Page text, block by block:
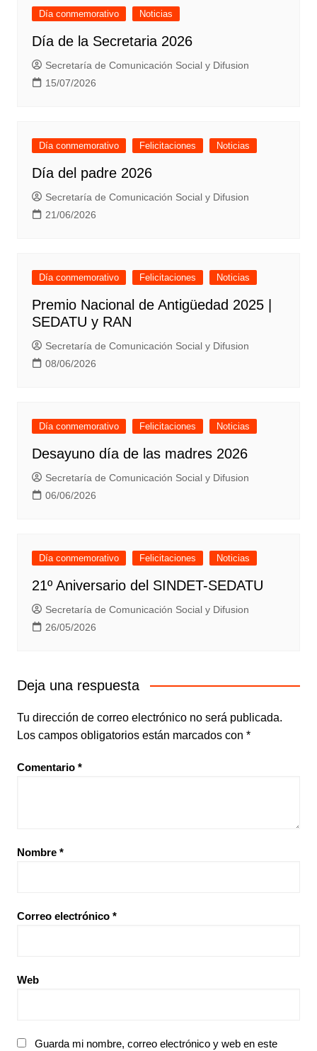
Día conmemorativo Noticias
Día de la Secretaria 2026
Secretaría de Comunicación Social y Difusion
15/07/2026
Día conmemorativo Felicitaciones Noticias
Día del padre 2026
Secretaría de Comunicación Social y Difusion
21/06/2026
Día conmemorativo Felicitaciones Noticias
Premio Nacional de Antigüedad 2025 |
SEDATU y RAN
Secretaría de Comunicación Social y Difusion
08/06/2026
Día conmemorativo Felicitaciones Noticias
Desayuno día de las madres 2026
Secretaría de Comunicación Social y Difusion
06/06/2026
Día conmemorativo Felicitaciones Noticias
21º Aniversario del SINDET-SEDATU
Secretaría de Comunicación Social y Difusion
26/05/2026
Deja una respuesta
Tu dirección de correo electrónico no será publicada.
Los campos obligatorios están marcados con *
Comentario *
Nombre *
Correo electrónico *
Web
Guarda mi nombre, correo electrónico y web en este